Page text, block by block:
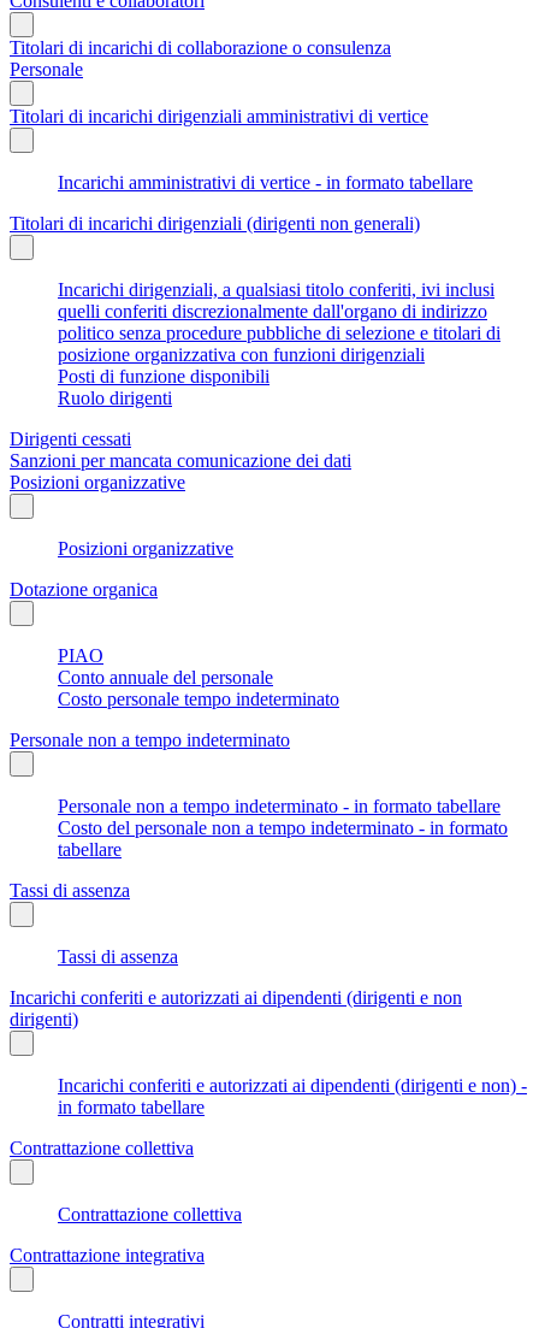
Titolari di incarichi di collaborazione o consulenza
Personale
Titolari di incarichi dirigenziali amministrativi di vertice
Incarichi amministrativi di vertice - in formato tabellare
Titolari di incarichi dirigenziali (dirigenti non generali)
Incarichi dirigenziali, a qualsiasi titolo conferiti, ivi inclusi
quelli conferiti discrezionalmente dall'organo di indirizzo
politico senza procedure pubbliche di selezione e titolari di
posizione organizzativa con funzioni dirigenziali
Posti di funzione disponibili
Ruolo dirigenti
Dirigenti cessati
Sanzioni per mancata comunicazione dei dati
Posizioni organizzative
Posizioni organizzative
Dotazione organica
PIAO
Conto annuale del personale
Costo personale tempo indeterminato
Personale non a tempo indeterminato
Personale non a tempo indeterminato - in formato tabellare
Costo del personale non a tempo indeterminato - in formato
tabellare
Tassi di assenza
Tassi di assenza
Incarichi conferiti e autorizzati ai dipendenti (dirigenti e non
dirigenti)
Incarichi conferiti e autorizzati ai dipendenti (dirigenti e non) -
in formato tabellare
Contrattazione collettiva
Contrattazione collettiva
Contrattazione integrativa
Contratti integrativi